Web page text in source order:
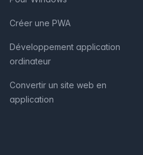
Créer une PWA
Développement application
ordinateur
Convertir un site web en
application